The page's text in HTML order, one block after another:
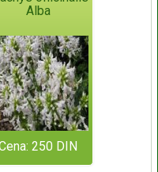
Alba
250 DIN